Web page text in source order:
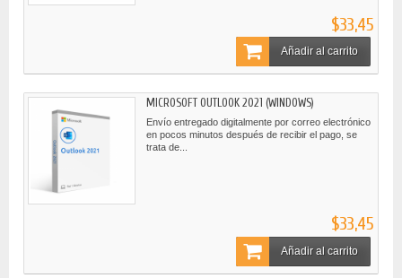
$33,45
Añadir al carrito
MICROSOFT OUTLOOK 2021 (WINDOWS)
Envío entregado digitalmente por correo electrónico
en pocos minutos después de recibir el pago, se
trata de...
$33,45
Añadir al carrito